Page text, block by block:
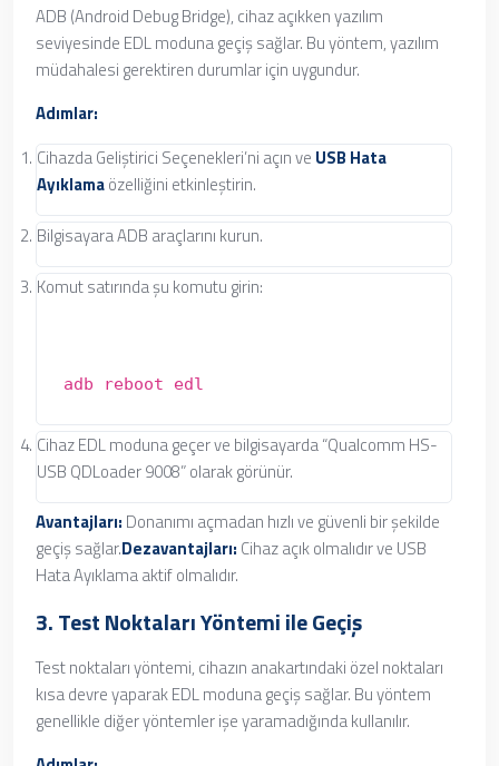
ADB (Android Debug Bridge), cihaz açıkken yazılım
seviyesinde EDL moduna geçiş sağlar. Bu yöntem, yazılım
müdahalesi gerektiren durumlar için uygundur.
Adımlar:
Cihazda Geliştirici Seçenekleri’ni açın ve USB Hata
Ayıklamaözelliğini etkinleştirin.
Bilgisayara ADB araçlarını kurun.
Komut satırında şu komutu girin:
adb reboot edl
Cihaz EDL moduna geçer ve bilgisayarda “Qualcomm HS-
USB QDLoader 9008” olarak görünür.
Avantajları: Donanımı açmadan hızlı ve güvenli bir şekilde
geçiş sağlar.Dezavantajları: Cihaz açık olmalıdır ve USB
Hata Ayıklama aktif olmalıdır.
3. Test Noktaları Yöntemi ile Geçiş
Test noktaları yöntemi, cihazın anakartındaki özel noktaları
kısa devre yaparak EDL moduna geçiş sağlar. Bu yöntem
genellikle diğer yöntemler işe yaramadığında kullanılır.